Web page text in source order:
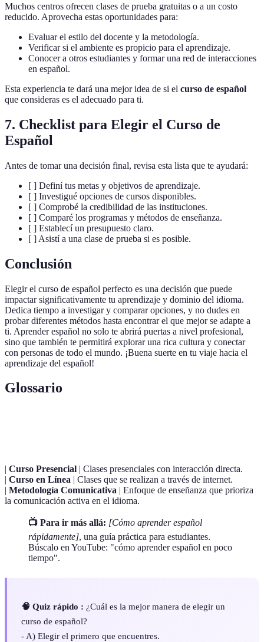
Muchos centros ofrecen clases de prueba gratuitas o a un costo
reducido. Aprovecha estas oportunidades para:
Evaluar el estilo del docente y la metodología.
Verificar si el ambiente es propicio para el aprendizaje.
Conocer a otros estudiantes y formar una red de interacciones
en español.
Esta experiencia te dará una mejor idea de si el curso de español
que consideras es el adecuado para ti.
7. Checklist para Elegir el Curso de
Español
Antes de tomar una decisión final, revisa esta lista que te ayudará:
[ ] Definí tus metas y objetivos de aprendizaje.
[ ] Investigué opciones de cursos disponibles.
[ ] Comprobé la credibilidad de las instituciones.
[ ] Comparé los programas y métodos de enseñanza.
[ ] Establecí un presupuesto claro.
[ ] Asistí a una clase de prueba si es posible.
Conclusión
Elegir el curso de español perfecto es una decisión que puede
impactar significativamente tu aprendizaje y dominio del idioma.
Dedica tiempo a investigar y comparar opciones, y no dudes en
probar diferentes métodos hasta encontrar el que mejor se adapte a
ti. Aprender español no solo te abrirá puertas a nivel profesional,
sino que también te permitirá explorar una rica cultura y conectar
con personas de todo el mundo. ¡Buena suerte en tu viaje hacia el
aprendizaje del español!
Glossario
| Curso Presencial | Clases presenciales con interacción directa.
| Curso en Línea | Clases que se realizan a través de internet.
| Metodología Comunicativa | Enfoque de enseñanza que prioriza
la comunicación activa en el idioma.
📺 Para ir más allá: [Cómo aprender español
rápidamente], una guía práctica para estudiantes.
Búscalo en YouTube: "cómo aprender español en poco
tiempo".
🧠 Quiz rápido : ¿Cuál es la mejor manera de elegir un
curso de español?
- A) Elegir el primero que encuentres.